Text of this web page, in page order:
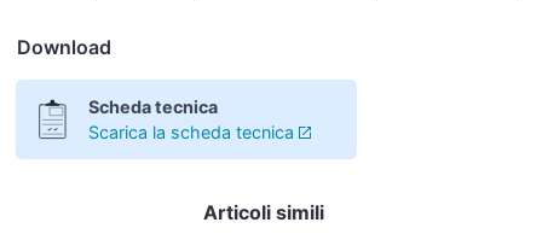
Download
Scheda tecnica
Scarica la scheda tecnica
Articoli simili